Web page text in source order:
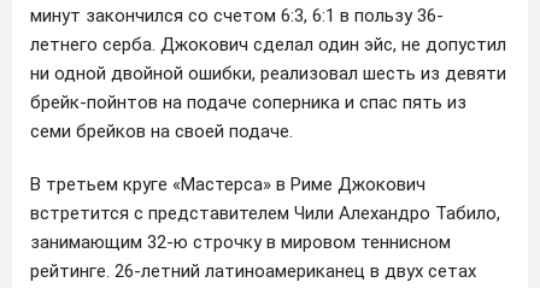
минут закончился со счетом 6:3, 6:1 в пользу 36-
летнего серба. Джокович сделал один эйс, не допустил
ни одной двойной ошибки, реализовал шесть из девяти
брейк-пойнтов на подаче соперника и спас пять из
семи брейков на своей подаче.
В третьем круге «Мастерса» в Риме Джокович
встретится с представителем Чили Алехандро Табило,
занимающим 32-ю строчку в мировом теннисном
рейтинге. 26-летний латиноамериканец в двух сетах